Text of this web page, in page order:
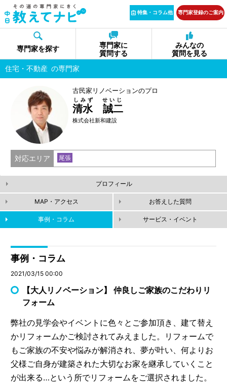
特集・コラム他 専門家登録のご案内
専門家を探す
専門家に
質問する
みんなの
質問を見る
住宅・不動産 の専門家
古民家リノベーションのプロ
清水 誠二
しみず せいじ
株式会社新和建設
対応エリア 尾張
プロフィール
MAP・アクセス お答えした質問
事例・コラム サービス・イベント
事例・コラム
2021/03/15 00:00
【大人リノベーション】 仲良しご家族のこだわりリ
フォーム
弊社の見学会やイベントに色々とご参加頂き、建て替え
かリフォームかご検討されてみえました。リフォームで
もご家族の不安や悩みが解消され、夢が叶い、何よりお
父様ご自身が建築された大切なお家を継承していくこと
が出来る…という所でリフォームをご選択されました。